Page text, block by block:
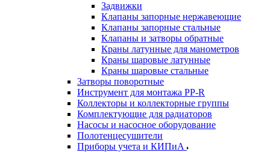
Задвижки
Клапаны запорные нержавеющие
Клапаны запорные стальные
Клапаны и затворы обратные
Краны латунные для манометров
Краны шаровые латунные
Краны шаровые стальные
Затворы поворотные
Инструмент для монтажа PP-R
Коллекторы и коллекторные группы
Комплектующие для радиаторов
Насосы и насосное оборудование
Полотенцесушители
Приборы учета и КИПиА